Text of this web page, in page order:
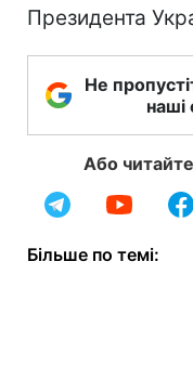
Президента
Не
наші
Або
Більше по темі: